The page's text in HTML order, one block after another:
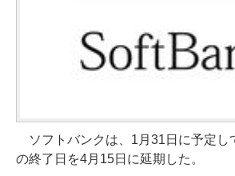
ソフトバンクは、1月31日に予定し
の終了日を4月15日に延期した。